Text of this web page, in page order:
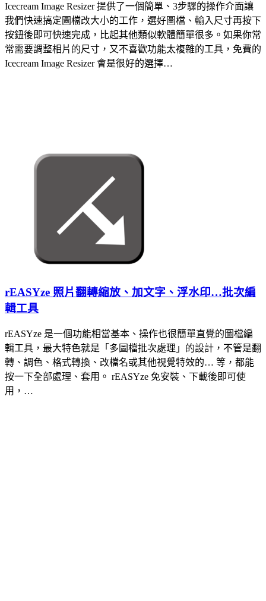
Icecream Image Resizer 提供了一個簡單、3步驟的操作介面讓
我們快速搞定圖檔改大小的工作，選好圖檔、輸入尺寸再按下
按鈕後即可快速完成，比起其他類似軟體簡單很多。如果你常
常需要調整相片的尺寸，又不喜歡功能太複雜的工具，免費的
Icecream Image Resizer 會是很好的選擇…
rEASYze 照片翻轉縮放、加文字、浮水印…批次編
輯工具
rEASYze 是一個功能相當基本、操作也很簡單直覺的圖檔編
輯工具，最大特色就是「多圖檔批次處理」的設計，不管是翻
轉、調色、格式轉換、改檔名或其他視覺特效的… 等，都能
按一下全部處理、套用。 rEASYze 免安裝、下載後即可使
用，…